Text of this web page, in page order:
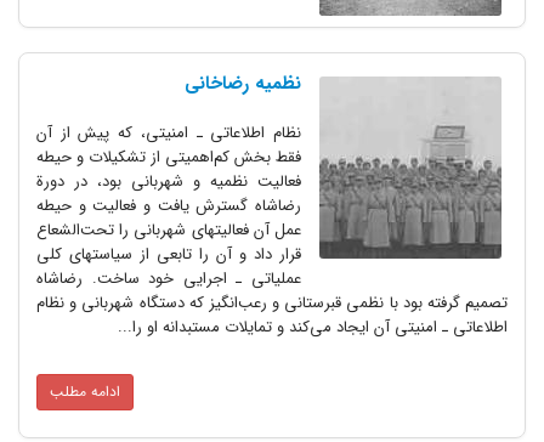
نظمیه رضاخانی
نظام اطلاعاتی ـ امنیتی، که پیش از آن
فقط بخش کم‌اهمیتی از تشکیلات و حیطه
فعالیت نظمیه و شهربانی بود، در دورة
رضاشاه گسترش یافت و فعالیت و حیطه
عمل آن فعالیتهای شهربانی را تحت‌الشعاع
قرار داد و آن را تابعی از سیاستهای کلی
عملیاتی ـ اجرایی خود ساخت. رضاشاه
با نظمی قبرستانی و رعب‌‌انگیز که دستگاه شهربانی و نظام
آن ایجاد می‌کند و تمایلات مستبدانه او را...